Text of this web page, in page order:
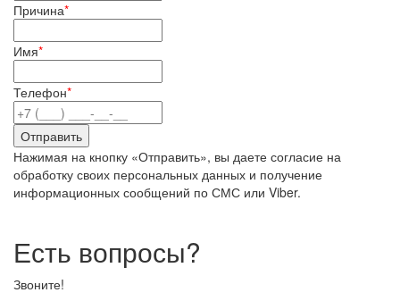
Причина*
Имя*
Телефон*
Нажимая на кнопку «Отправить», вы даете согласие на
обработку своих персональных данных и получение
информационных сообщений по СМС или Viber.
Есть вопросы?
Звоните!